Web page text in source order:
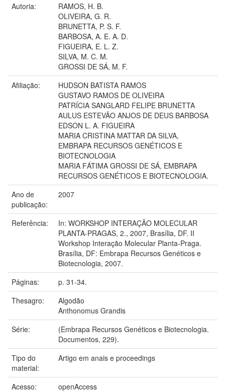
Autoria:
RAMOS, H. B.
OLIVEIRA, G. R.
BRUNETTA, P. S. F.
BARBOSA, A. E. A. D.
FIGUEIRA, E. L. Z.
SILVA, M. C. M.
GROSSI DE SÁ, M. F.
Afiliação:
HUDSON BATISTA RAMOS
GUSTAVO RAMOS DE OLIVEIRA
PATRÍCIA SANGLARD FELIPE BRUNETTA
AULUS ESTEVÃO ANJOS DE DEUS BARBOSA
EDSON L. A. FIGUEIRA
MARIA CRISTINA MATTAR DA SILVA,
EMBRAPA RECURSOS GENÉTICOS E
BIOTECNOLOGIA
MARIA FÁTIMA GROSSI DE SÁ, EMBRAPA
RECURSOS GENÉTICOS E BIOTECNOLOGIA.
Ano de
publicação:
2007
Referência:
In: WORKSHOP INTERAÇÃO MOLECULAR
PLANTA-PRAGAS, 2., 2007, Brasília, DF. II
Workshop Interação Molecular Planta-Praga.
Brasília, DF: Embrapa Recursos Genéticos e
Biotecnologia, 2007.
Páginas:
p. 31-34.
Thesagro:
Algodão
Anthonomus Grandis
Série:
(Embrapa Recursos Genéticos e Biotecnologia.
Documentos, 229).
Tipo do
material:
Artigo em anais e proceedings
Acesso:
openAccess